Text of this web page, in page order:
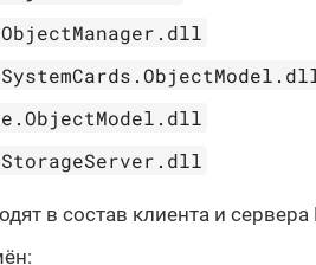
в состав клиента и сервера